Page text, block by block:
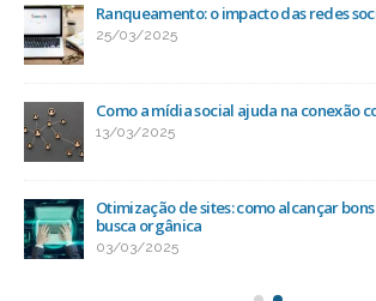
Ranqueamento: o impacto das redes
25/03/2025
Como a mídia social ajuda na conexão
13/03/2025
Otimização de sites: como alcançar
busca orgânica
03/03/2025